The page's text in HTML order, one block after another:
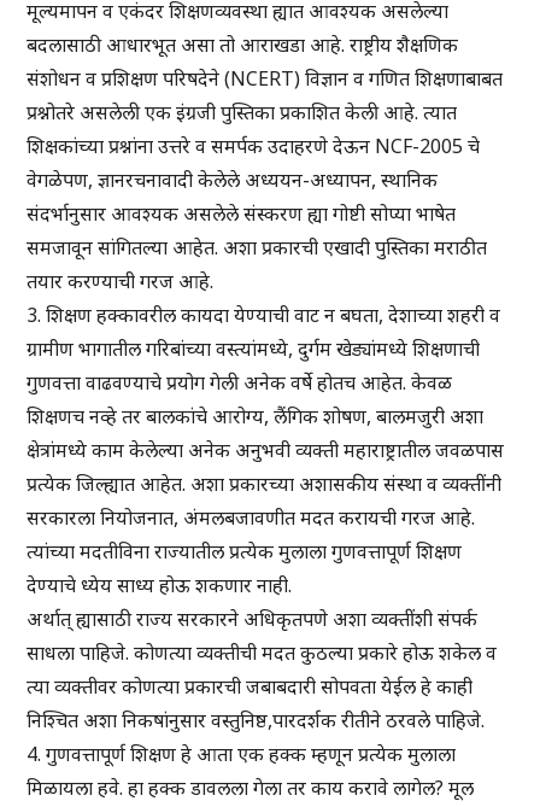
मूल्यमापन व एकंदर शिक्षणव्यवस्था ह्यात आवश्यक असलेल्या
बदलासाठी आधारभूत असा तो आराखडा आहे. राष्ट्रीय शैक्षणिक
संशोधन व प्रशिक्षण परिषदेने (NCERT) विज्ञान व गणित शिक्षणाबाबत
प्रश्नोतरे असलेली एक इंग्रजी पुस्तिका प्रकाशित केली आहे. त्यात
शिक्षकांच्या प्रश्नांना उत्तरे व समर्पक उदाहरणे देऊन NCF-2005 चे
वेगळेपण, ज्ञानरचनावादी केलेले अध्ययन-अध्यापन, स्थानिक
संदर्भानुसार आवश्यक असलेले संस्करण ह्या गोष्टी सोप्या भाषेत
समजावून सांगितल्या आहेत. अशा प्रकारची एखादी पुस्तिका मराठीत
तयार करण्याची गरज आहे.
3. शिक्षण हक्कावरील कायदा येण्याची वाट न बघता, देशाच्या शहरी व
ग्रामीण भागातील गरिबांच्या वस्त्यांमध्ये, दुर्गम खेड्यांमध्ये शिक्षणाची
गुणवत्ता वाढवण्याचे प्रयोग गेली अनेक वर्षे होतच आहेत. केवळ
शिक्षणच नव्हे तर बालकांचे आरोग्य, लैंगिक शोषण, बालमजुरी अशा
क्षेत्रांमध्ये काम केलेल्या अनेक अनुभवी व्यक्ती महाराष्ट्रातील जवळपास
प्रत्येक जिल्ह्यात आहेत. अशा प्रकारच्या अशासकीय संस्था व व्यक्तींनी
सरकारला नियोजनात, अंमलबजावणीत मदत करायची गरज आहे.
त्यांच्या मदतीविना राज्यातील प्रत्येक मुलाला गुणवत्तापूर्ण शिक्षण
देण्याचे ध्येय साध्य होऊ शकणार नाही.
अर्थात् ह्यासाठी राज्य सरकारने अधिकृतपणे अशा व्यक्तींशी संपर्क
साधला पाहिजे. कोणत्या व्यक्तीची मदत कुठल्या प्रकारे होऊ शकेल व
त्या व्यक्तीवर कोणत्या प्रकारची जबाबदारी सोपवता येईल हे काही
निश्चित अशा निकषांनुसार वस्तुनिष्ठ,पारदर्शक रीतीने ठरवले पाहिजे.
4. गुणवत्तापूर्ण शिक्षण हे आता एक हक्क म्हणून प्रत्येक मुलाला
मिळायला हवे. हा हक्क डावलला गेला तर काय करावे लागेल? मूल